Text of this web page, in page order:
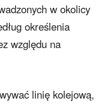
w okolicy
określenia
względu na
linię kolejową,